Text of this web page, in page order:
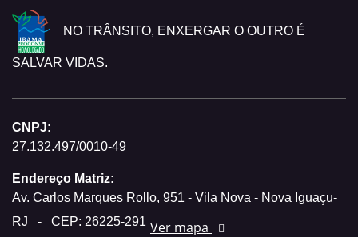
NO TRÂNSITO, ENXERGAR O OUTRO É
SALVAR VIDAS.
CNPJ:
27.132.497/0010-49
Endereço Matriz:
Av. Carlos Marques Rollo, 951 - Vila Nova - Nova Iguaçu-
RJ
- CEP: 26225-291 Ver mapa